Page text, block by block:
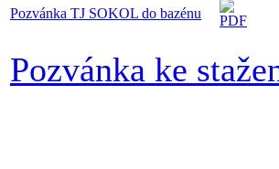
Pozvánka TJ SOKOL do bazénu
Pozvánka ke